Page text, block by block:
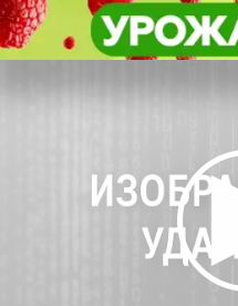
Общество
Общество
Другие
Погода
валют